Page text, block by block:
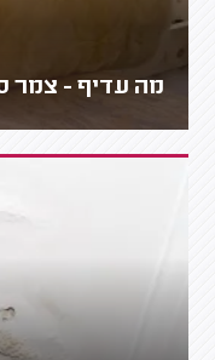
מה עדיף - צמר